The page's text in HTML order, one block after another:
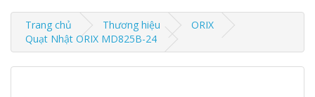
Trang chủ Thương hiệu
ORIX
Quạt Nhật ORIX MD825B-24